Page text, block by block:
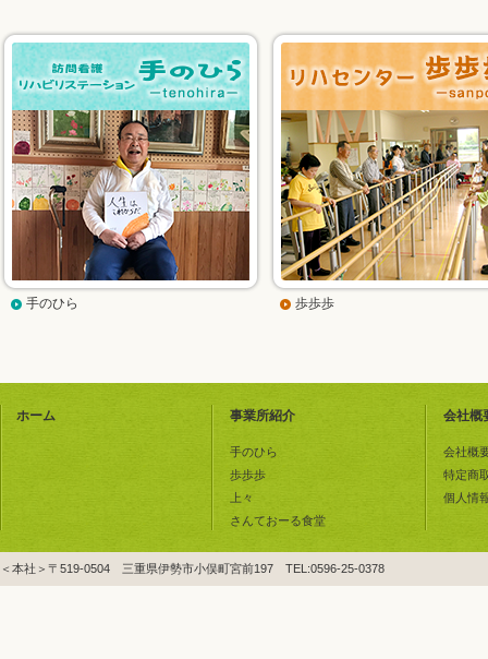
手のひら 歩歩歩
ホーム 事業所紹介
手のひら
歩歩歩
上々
さんておーる食堂
会社概
会社概
特定商
個人情
＜本社＞〒519-0504 三重県伊勢市小俣町宮前197 TEL:0596-25-0378